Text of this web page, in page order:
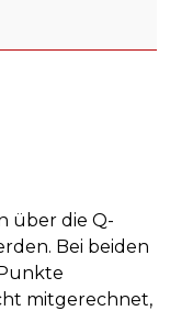
über die Q-
Bei beiden
mitgerechnet,